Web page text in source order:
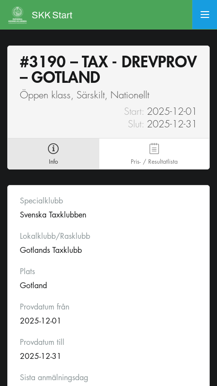
#3190 – TAX - DREVPROV
– GOTLAND
Öppen klass, Särskilt, Nationellt
Start: 2025-12-01
Slut: 2025-12-31
Info Pris- / Resultatlista
Specialklubb
Svenska Taxklubben
Lokalklubb/Rasklubb
Gotlands Taxklubb
Plats
Gotland
Provdatum från
2025-12-01
Provdatum till
2025-12-31
Sista anmälningsdag